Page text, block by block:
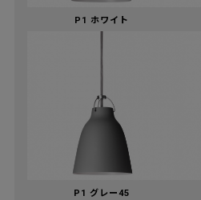
P1 ホワイト
P1 グレー45